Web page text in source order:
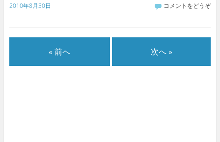
2010年8月30日 コメントをどうぞ
« 前へ 次へ »